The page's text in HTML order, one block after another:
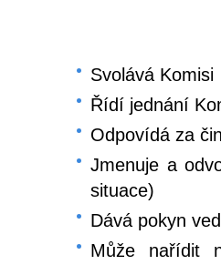
Svolává Komisi
Řídí jednání
Odpovídá za
Jmenuje a
situace)
Dává pokyn
Může nařídit